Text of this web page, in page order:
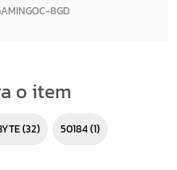
8GD
o item
(32) 50184(1)